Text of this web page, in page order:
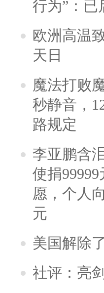
行为”：已
欧洲高温
天日
魔法打败
秒静音，
路规定
李亚鹏含
使捐
愿，个人
元
美国解除
社评：亮